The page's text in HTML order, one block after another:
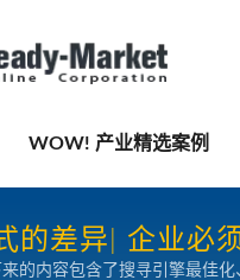
WOW! 产业精选案例
的差异| 企业必
的内容包含了搜寻引擎最佳